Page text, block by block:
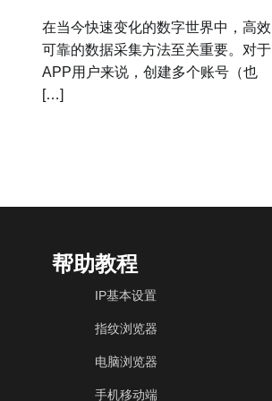
在当今快速变化的数字世界中，高效
可靠的数据采集方法至关重要。对于
APP用户来说，创建多个账号（也
[…]
帮助教程
IP基本设置
指纹浏览器
电脑浏览器
手机移动端